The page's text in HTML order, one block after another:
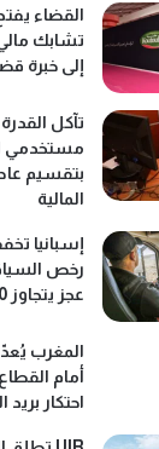
القضاء
تشابك
إلى خبرة
تآكل
مستخدمي
بتقسيم
المالية
إسبانيا
رخص
عجز يتجاوز 20 ألف سائق
المغرب
أمام
احتكار بريد